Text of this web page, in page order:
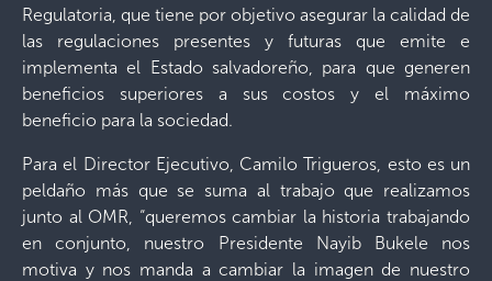
Regulatoria, que tiene por objetivo asegurar la calidad de
las regulaciones presentes y futuras que emite e
implementa el Estado salvadoreño, para que generen
beneficios superiores a sus costos y el máximo
beneficio para la sociedad.
Para el Director Ejecutivo, Camilo Trigueros, esto es un
peldaño más que se suma al trabajo que realizamos
junto al OMR, “queremos cambiar la historia trabajando
en conjunto, nuestro Presidente Nayib Bukele nos
motiva y nos manda a cambiar la imagen de nuestro